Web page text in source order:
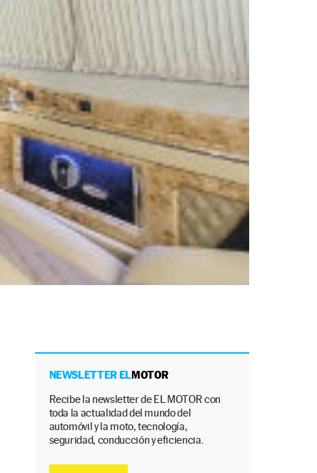
NEWSLETTER ELMOTOR
Recibe la newsletter de EL MOTOR con
toda la actualidad del mundo del
automóvil y la moto, tecnología,
seguridad, conducción y eficiencia.